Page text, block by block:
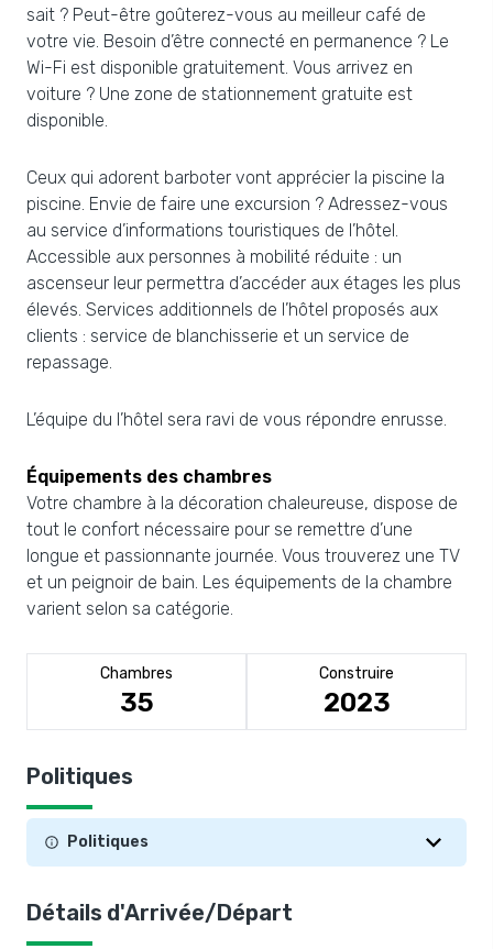
sait ? Peut-être goûterez-vous au meilleur café de
votre vie. Besoin d’être connecté en permanence ? Le
Wi-Fi est disponible gratuitement. Vous arrivez en
voiture ? Une zone de stationnement gratuite est
disponible.
Ceux qui adorent barboter vont apprécier la piscine la
piscine. Envie de faire une excursion ? Adressez-vous
au service d’informations touristiques de l’hôtel.
Accessible aux personnes à mobilité réduite : un
ascenseur leur permettra d’accéder aux étages les plus
élevés. Services additionnels de l’hôtel proposés aux
clients : service de blanchisserie et un service de
repassage.
L’équipe du l’hôtel sera ravi de vous répondre enrusse.
Équipements des chambres
Votre chambre à la décoration chaleureuse, dispose de
tout le confort nécessaire pour se remettre d’une
longue et passionnante journée. Vous trouverez une TV
et un peignoir de bain. Les équipements de la chambre
varient selon sa catégorie.
Chambres
35
Construire
2023
Politiques
Politiques
Détails d'Arrivée/Départ